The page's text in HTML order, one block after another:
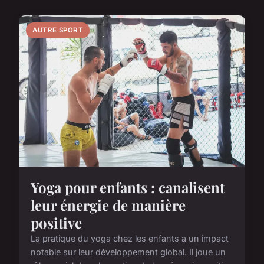
AUTRE SPORT
Yoga pour enfants : canalisent
leur énergie de manière
positive
La pratique du yoga chez les enfants a un impact
notable sur leur développement global. Il joue un